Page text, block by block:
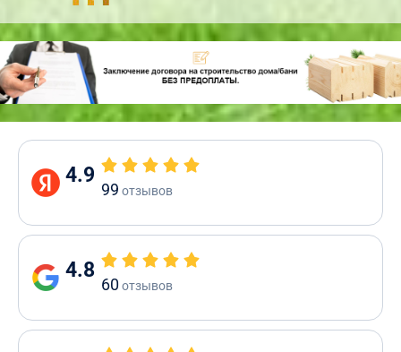
4.9
99 отзывов
4.8
60отзывов